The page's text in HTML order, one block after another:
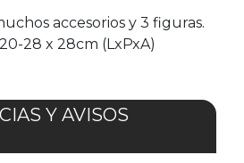
accesorios y 3 figuras.
28 x 28cm (LxPxA)
Y AVISOS